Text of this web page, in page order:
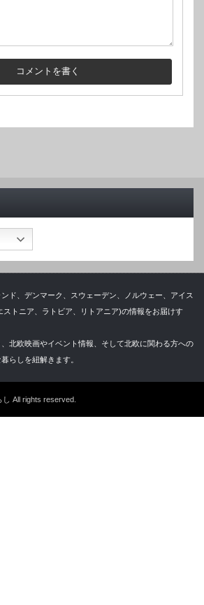
ド、デンマーク、スウェーデン、ノルウェー、アイス
ストニア、ラトビア、リトアニア)の情報をお届けす
北欧映画やイベント情報、そして北欧に関わる方への
らしを紐解きます。
し All rights reserved.